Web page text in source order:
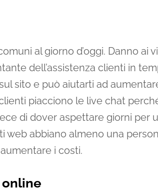
al giorno d’oggi. Danno ai
dell’assistenza clienti in
sito e può aiutarti ad
piacciono le live chat
di dover aspettare giorni per
web abbiano almeno una
i costi.
online